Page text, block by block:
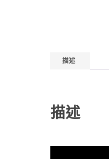
描述
描述